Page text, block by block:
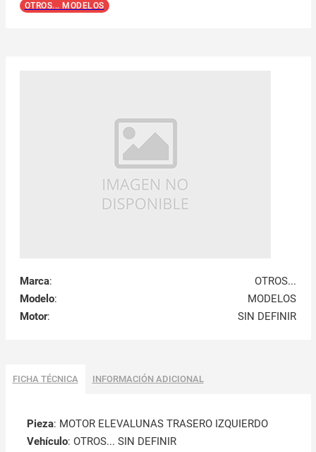
OTROS... MODELOS
Marca:
OTROS...
Modelo:
MODELOS
Motor: SIN DEFINIR
FICHA TÉCNICA INFORMACIÓN ADICIONAL
Pieza: MOTOR ELEVALUNAS TRASERO IZQUIERDO
Vehículo: OTROS... SIN DEFINIR